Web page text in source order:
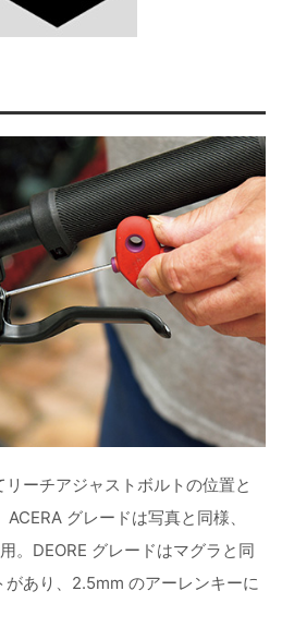
ーチアジャストボルトの位置と
グレードは写真と同様、
。DEORE グレードはマグラと同
あり、2.5mm のアーレンキーに